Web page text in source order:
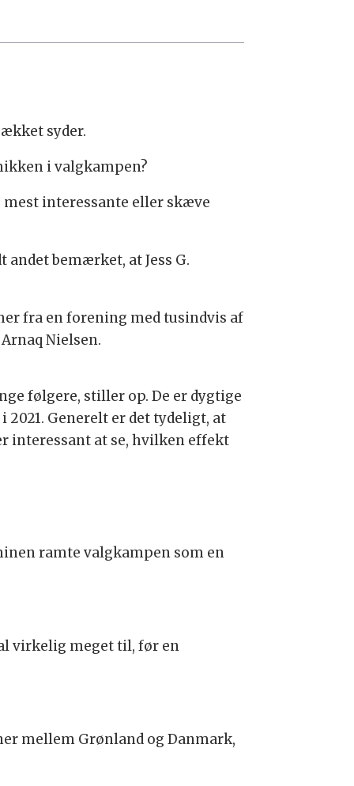
syder.
i valgkampen?
mest interessante eller skæve
bemærket, at Jess G.
fra en forening med tusindvis af
Nielsen.
følgere, stiller op. De er dygtige
Generelt er det tydeligt, at
interessant at se, hvilken effekt
ramte valgkampen som en
virkelig meget til, før en
mellem Grønland og Danmark,